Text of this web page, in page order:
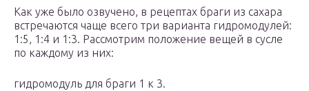
Как уже было озвучено, в рецептах браги из сахара
встречаются чаще всего три варианта гидромодулей:
1:5, 1:4 и 1:3. Рассмотрим положение вещей в сусле
по каждому из них:
гидромодуль для браги 1 к 3.